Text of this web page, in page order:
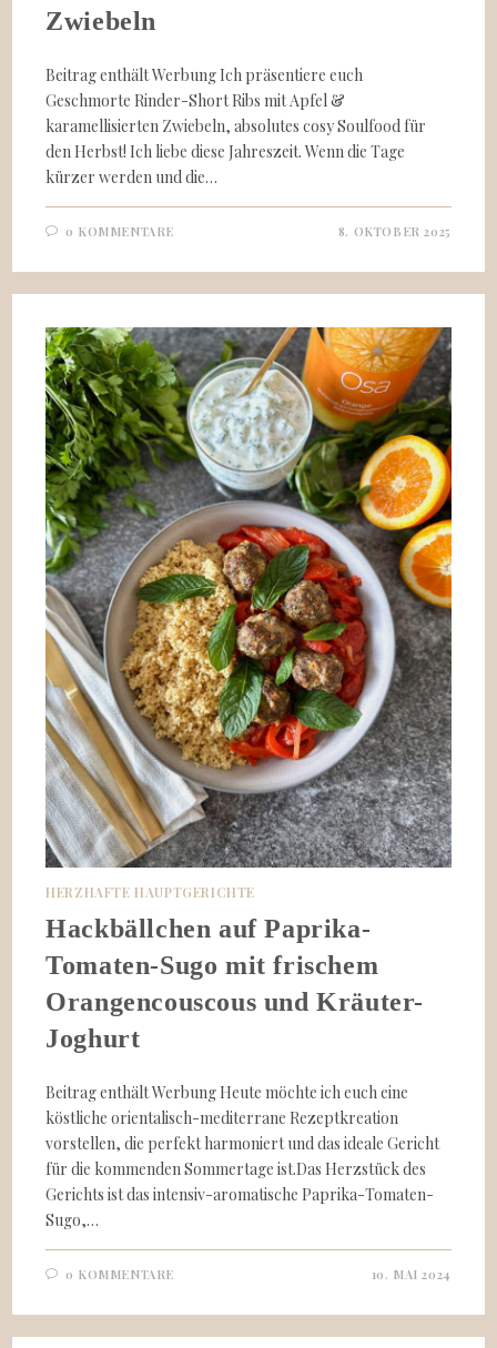
Zwiebeln
Beitrag enthält Werbung Ich präsentiere euch
Geschmorte Rinder-Short Ribs mit Apfel &
karamellisierten Zwiebeln, absolutes cosy Soulfood für
den Herbst! Ich liebe diese Jahreszeit. Wenn die Tage
kürzer werden und die…
0 KOMMENTARE 8. OKTOBER 2025
HERZHAFTE HAUPTGERICHTE
Hackbällchen auf Paprika-
Tomaten-Sugo mit frischem
Orangencouscous und Kräuter-
Joghurt
Beitrag enthält Werbung Heute möchte ich euch eine
köstliche orientalisch-mediterrane Rezeptkreation
vorstellen, die perfekt harmoniert und das ideale Gericht
für die kommenden Sommertage ist.Das Herzstück des
Gerichts ist das intensiv-aromatische Paprika-Tomaten-
Sugo,…
0 KOMMENTARE 10. MAI 2024